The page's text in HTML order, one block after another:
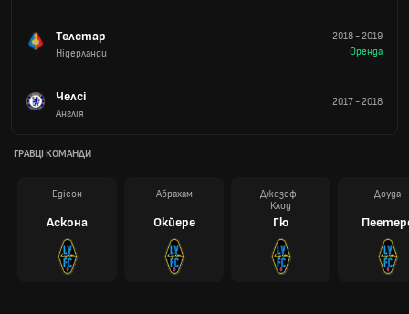
Телстар
Нідерланди
2018-2019
Оренда
Челсі
Англія
2017-2018
ГРАВЦІ КОМАНДИ
Едісон
Аскона
Абрахам
Окйере
Джозеф-
Клод
Гю
Доуда